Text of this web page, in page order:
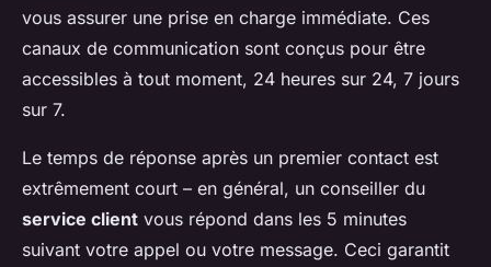
vous assurer une prise en charge immédiate. Ces
canaux de communication sont conçus pour être
accessibles à tout moment, 24 heures sur 24, 7 jours
sur 7.
Le temps de réponse après un premier contact est
extrêmement court – en général, un conseiller du
service client vous répond dans les 5 minutes
suivant votre appel ou votre message. Ceci garantit